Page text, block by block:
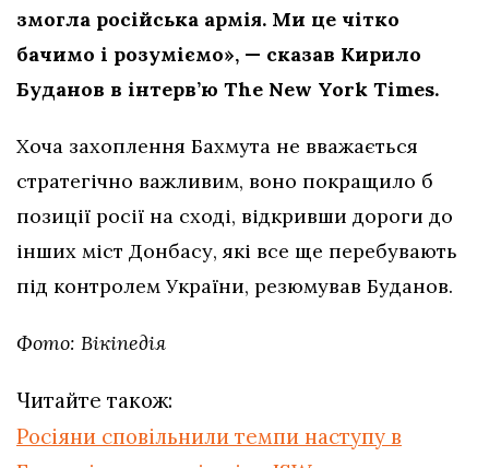
змогла російська армія. Ми це чітко
бачимо і розуміємо», — сказав Кирило
Буданов в інтерв’ю The New York Times.
Хоча захоплення Бахмута не вважається
стратегічно важливим, воно покращило б
позиції росії на сході, відкривши дороги до
інших міст Донбасу, які все ще перебувають
під контролем України, резюмував Буданов.
Фото: Вікіпедія
Читайте також:
Росіяни сповільнили темпи наступу в